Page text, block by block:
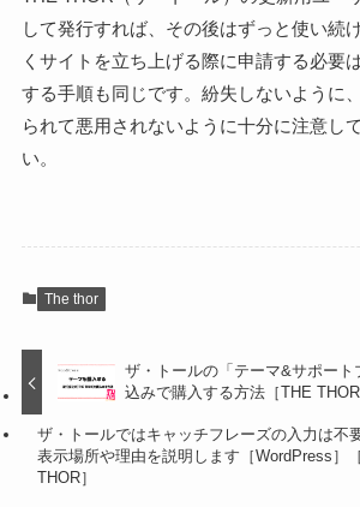
して発行すれば、その後はずっと使い続
くサイトを立ち上げる際に申請する必要
する手順も同じです。紛失しないように
られて悪用されないように十分に注意し
い。
The thor
ザ・トールの「テーマ&サポート
込みで購入する方法［THE THOR
ザ・トールではキャッチフレーズの入力は不
表示場所や理由を説明します［WordPress］
THOR］